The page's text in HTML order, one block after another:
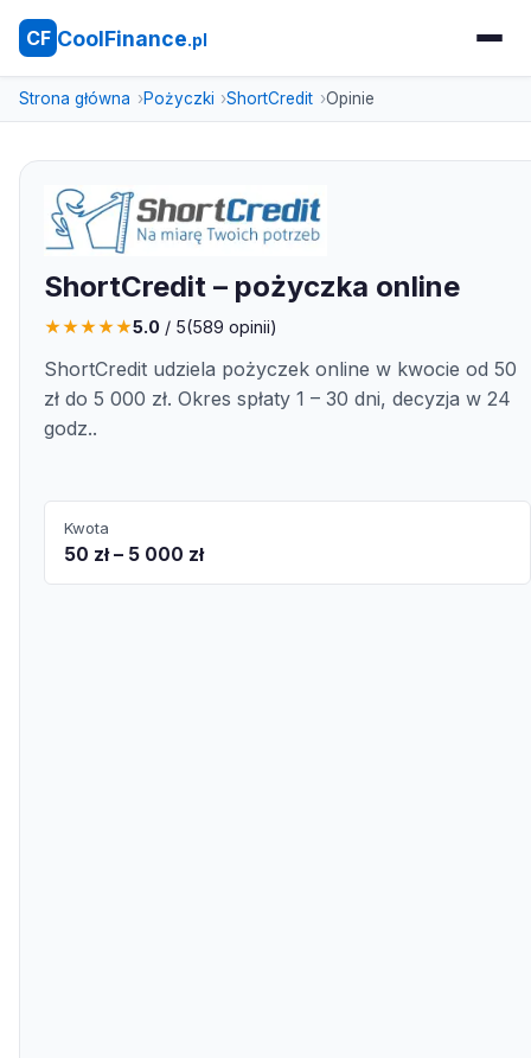
CF CoolFinance.pl
Strona główna Pożyczki ShortCredit Opinie
ShortCredit – pożyczka online
★★★★★5.0 / 5(589 opinii)
ShortCredit udziela pożyczek online w kwocie od 50
zł do 5 000 zł. Okres spłaty 1 – 30 dni, decyzja w 24
godz..
Kwota
50 zł – 5 000 zł